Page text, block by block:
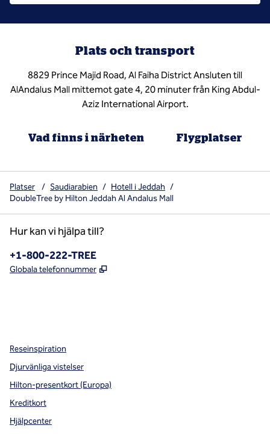
Plats och transport
8829 Prince Majid Road, Al Faiha District Ansluten till
AlAndalus Mall mittemot gate 4, 20 minuter från King Abdul-
Aziz International Airport.
Vad finns i närheten Flygplatser
Platser / Saudiarabien / Hotell i Jeddah /
DoubleTree by Hilton Jeddah Al Andalus Mall
Hur kan vi hjälpa till?
Telefon:
+1-800-222-TREE
Globala telefonnummer ,
Reseinspiration
Djurvänliga vistelser
Hilton-presentkort (Europa)
Kreditkort
Hjälpcenter